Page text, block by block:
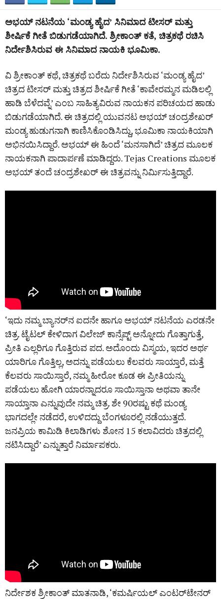
ಅಭಯ್‌ ನಟನೆಯ ‘ಮಂಡ್ಯ ಹೈದ’ ಸಿನಿಮಾದ ಟೀಸರ್‌ ಮತ್ತು
ಶೀರ್ಷಿಕೆ ಗೀತೆ ಬಿಡುಗಡೆಯಾಗಿದೆ. ಶ್ರೀಕಾಂತ್‌ ಕತೆ, ಚಿತ್ರಕಥೆ ರಚಿಸಿ
ನಿರ್ದೇಶಿಸಿರುವ ಈ ಸಿನಿಮಾದ ನಾಯಕಿ ಭೂಮಿಕಾ.
ವಿ ಶ್ರೀಕಾಂತ್ ಕಥೆ, ಚಿತ್ರಕಥೆ ಬರೆದು ನಿರ್ದೇಶಿಸಿರುವ ‘ಮಂಡ್ಯ ಹೈದ’
ಚಿತ್ರದ ಟೀಸರ್‌ ಮತ್ತು ಚಿತ್ರದ ಶೀರ್ಷಿಕೆ ಗೀತೆ ‘ಕಾವೇರಮ್ಮನ ಮಡಿಲಲ್ಲಿ
ಹಾಡಿ ಬೆಳೆದವ್ನೆ’ ಎಂಬ ಸಾಹಿತ್ಯವಿರುವ ನಾಯಕನ ಪರಿಚಯದ ಹಾಡು
ಬಿಡುಗಡೆಯಾಗಿದೆ. ಈ ಚಿತ್ರದಲ್ಲಿ ಯುವನಟ ಅಭಯ್ ಚಂದ್ರಶೇಖರ್
ಮಂಡ್ಯ ಹುಡುಗನಾಗಿ ಕಾಣಿಸಿಕೊಂಡಿಸಿದ್ದು, ಭೂಮಿಕಾ ನಾಯಕಿಯಾಗಿ
ಅಭಿನಯಿಸಿದ್ದಾರೆ. ಅಭಯ್‌ ಈ ಹಿಂದೆ ‘ಮನಸಾಗಿದೆ’ ಚಿತ್ರದ ಮೂಲಕ
ನಾಯಕನಾಗಿ ಪಾದಾರ್ಪಣೆ ಮಾಡಿದ್ದರು. Tejas Creations ಮೂಲಕ
ಅಭಯ್ ತಂದೆ ಚಂದ್ರಶೇಖರ್ ಈ ಚಿತ್ರವನ್ನು ನಿರ್ಮಿಸುತ್ತಿದ್ದಾರೆ.
‘ಇದು ನಮ್ಮ ಬ್ಯಾನರ್‌ನ ಐದನೇ ಹಾಗೂ ಅಭಯ್ ನಟನೆಯ ಎರಡನೇ
ಚಿತ್ರ. ಟೈಟಲ್ ಕೇಳಿದಾಗ ವಿಲೇಜ್ ಕಾನ್ಸೆಪ್ಟ್ ಅನ್ನೋದು ಗೊತ್ತಾಗುತ್ತೆ,
ಪ್ರೀತಿ ಎಲ್ಲರಿಗೂ ಗೊತ್ತಿರುವ ಪದ. ಅದೊಂದು ವಿಸ್ಮಯ, ಇದರ ಅರ್ಥ
ಯಾರಿಗೂ ಗೊತ್ತಿಲ್ಲ, ಅದನ್ನು ಪಡೆಯಲು ಕೆಲವರು ಸಾಯ್ತಾರೆ, ಮತ್ತೆ
ಕೆಲವರು ಸಾಯಿಸ್ತಾರೆ, ನಮ್ಮ ಹೀರೋ ಕೂಡ ಈ ಪ್ರೀತಿಯನ್ನು
ಪಡೆಯಲು ಹೋಗಿ ಯಾರನ್ನಾದರೂ ಸಾಯಿಸ್ತಾನಾ ಅಥವಾ ತಾನೇ
ಸಾಯ್ತಾನಾ ಎನ್ನುವುದೇ ನಮ್ಮ ಚಿತ್ರ. ಶೇ 90ರಷ್ಟು ಕಥೆ ಮಂಡ್ಯ
ಭಾಗದಲ್ಲೇ ನಡೆದರೆ, ಉಳಿದದ್ದು ಬೆಂಗಳೂರಲ್ಲಿ ನಡೆಯುತ್ತದೆ.
ಜನಪ್ರಿಯ ಕಾಮಿಡಿ ಕಿಲಾಡಿಗಳು ಶೋನ 15 ಕಲಾವಿದರು ಚಿತ್ರದಲ್ಲಿ
ನಟಿಸಿದ್ದಾರೆ’ ಎನ್ನುತ್ತಾರೆ ನಿರ್ಮಾಪಕರು.
ನಿರ್ದೇಶಕ ಶ್ರೀಕಾಂತ್‌ ಮಾತನಾಡಿ, ‘ಕಮರ್ಷಿಯಲ್ ಎಂಟರ್‌ಟೇನರ್‌